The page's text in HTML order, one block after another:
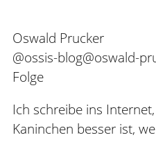
Oswald Prucker
@ossis-blog@oswald-
Folge
Ich schreibe ins
Kaninchen besser ist,